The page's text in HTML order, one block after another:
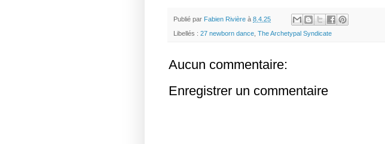
Publié par Fabien Rivière à 8.4.25
Libellés : 27 newborn dance, The Archetypal Syndicate
Aucun commentaire:
Enregistrer un commentaire